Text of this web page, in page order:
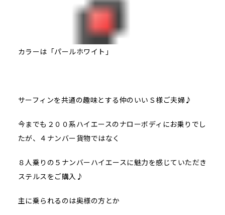
カラーは「パールホワイト」
サーフィンを共通の趣味とする仲のいいＳ様ご夫婦♪
今までも２００系ハイエースのナローボディにお乗りでし
たが、４ナンバー貨物ではなく
８人乗りの５ナンバーハイエースに魅力を感じていただき
ステルスをご購入♪
主に乗られるのは奥様の方とか